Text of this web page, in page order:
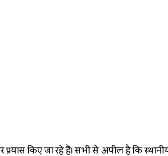
किए जा रहे हैं। सभी से अपील है कि